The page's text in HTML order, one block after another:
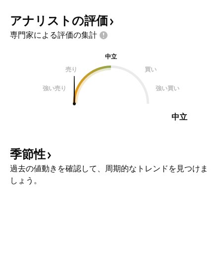
アナリストの評価
専門家による評価の集計
中立
売り
買い
強い売り 強い買い
中立
季節性
過去の値動きを確認して、周期的なトレンドを見つけま
しょう。